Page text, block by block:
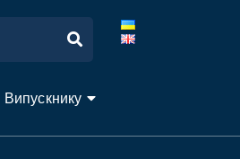
Випускнику